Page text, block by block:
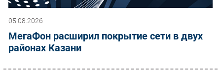
05.08.2026
МегаФон расширил покрытие сети в двух
районах Казани